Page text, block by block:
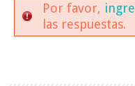
Por favor,
las respuestas.